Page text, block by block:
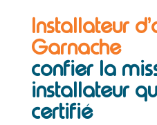
Installateur
Garnache
confier la
installateur
certifié